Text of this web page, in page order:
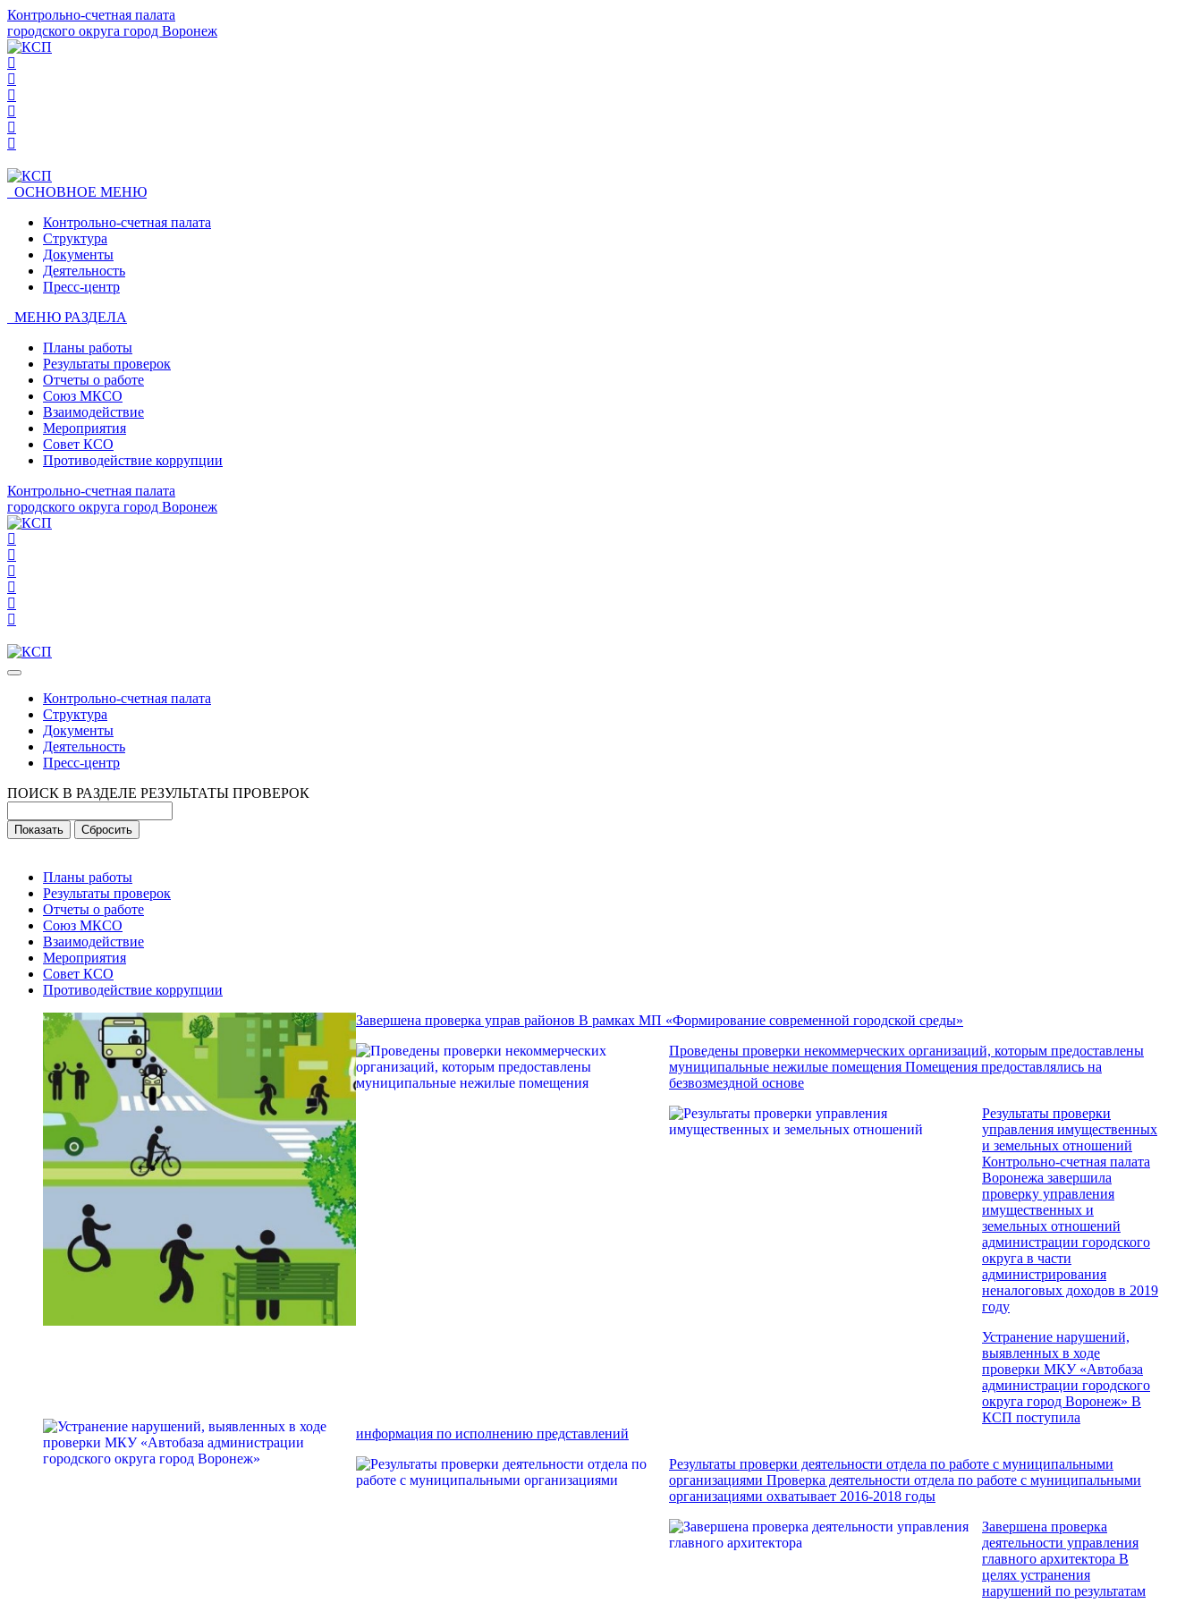
Контрольно-счетная палата
городского округа город Воронеж
ОСНОВНОЕ МЕНЮ
Контрольно-счетная палата
Структура
Документы
Деятельность
Пресс-центр
МЕНЮ РАЗДЕЛА
Планы работы
Результаты проверок
Отчеты о работе
Союз МКСО
Взаимодействие
Мероприятия
Совет КСО
Противодействие коррупции
Контрольно-счетная палата
городского округа город Воронеж
Контрольно-счетная палата
Структура
Документы
Деятельность
Пресс-центр
ПОИСК В РАЗДЕЛЕ РЕЗУЛЬТАТЫ ПРОВЕРОК
Планы работы
Результаты проверок
Отчеты о работе
Союз МКСО
Взаимодействие
Мероприятия
Совет КСО
Противодействие коррупции
Завершена проверка управ районов В рамках МП «Формирование современной городской среды»
Проведены проверки некоммерческих организаций, которым предоставлены
муниципальные нежилые помещения Помещения предоставлялись на
безвозмездной основе
Результаты проверки
управления имущественных
и земельных отношений
Контрольно-счетная палата
Воронежа завершила
проверку управления
имущественных и
земельных отношений
администрации городского
округа в части
администрирования
неналоговых доходов в 2019
году
Устранение нарушений,
выявленных в ходе
проверки МКУ «Автобаза
администрации городского
округа город Воронеж» В
КСП поступила
информация по исполнению представлений
Результаты проверки деятельности отдела по работе с муниципальными
организациями Проверка деятельности отдела по работе с муниципальными
организациями охватывает 2016-2018 годы
Завершена проверка
деятельности управления
главного архитектора В
целях устранения
нарушений по результатам